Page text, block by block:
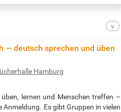
Pino 01.-15. Juni L’art de la
— deutsch sprechen und üben
Hamburg
üben, lernen und Menschen treffen –
Anmeldung. Es gibt Gruppen in vielen